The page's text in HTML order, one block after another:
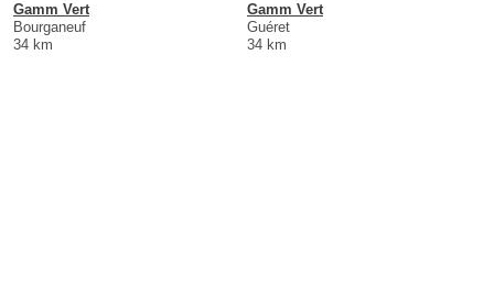
Gamm Vert
Bourganeuf
34 km
Gamm Vert
Guéret
34 km